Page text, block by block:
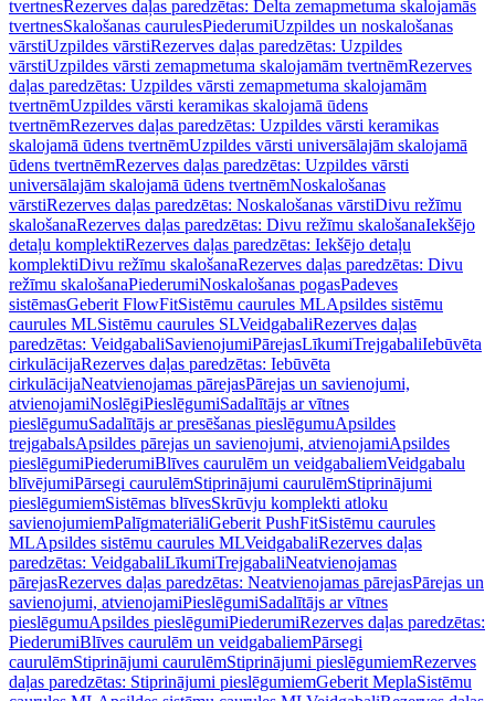
tvertnesRezerves daļas paredzētas: Delta zemapmetuma skalojamās
tvertnesSkalošanas caurulesPiederumiUzpildes un noskalošanas
vārstiUzpildes vārstiRezerves daļas paredzētas: Uzpildes
vārstiUzpildes vārsti zemapmetuma skalojamām tvertnēmRezerves
daļas paredzētas: Uzpildes vārsti zemapmetuma skalojamām
tvertnēmUzpildes vārsti keramikas skalojamā ūdens
tvertnēmRezerves daļas paredzētas: Uzpildes vārsti keramikas
skalojamā ūdens tvertnēmUzpildes vārsti universālajām skalojamā
ūdens tvertnēmRezerves daļas paredzētas: Uzpildes vārsti
universālajām skalojamā ūdens tvertnēmNoskalošanas
vārstiRezerves daļas paredzētas: Noskalošanas vārstiDivu režīmu
skalošanaRezerves daļas paredzētas: Divu režīmu skalošanaIekšējo
detaļu komplektiRezerves daļas paredzētas: Iekšējo detaļu
komplektiDivu režīmu skalošanaRezerves daļas paredzētas: Divu
režīmu skalošanaPiederumiNoskalošanas pogasPadeves
sistēmasGeberit FlowFitSistēmu caurules MLApsildes sistēmu
caurules MLSistēmu caurules SLVeidgabaliRezerves daļas
paredzētas: VeidgabaliSavienojumiPārejasLīkumiTrejgabaliIebūvēta
cirkulācijaRezerves daļas paredzētas: Iebūvēta
cirkulācijaNeatvienojamas pārejasPārejas un savienojumi,
atvienojamiNoslēgiPieslēgumiSadalītājs ar vītnes
pieslēgumuSadalītājs ar presēšanas pieslēgumuApsildes
trejgabalsApsildes pārejas un savienojumi, atvienojamiApsildes
pieslēgumiPiederumiBlīves caurulēm un veidgabaliemVeidgabalu
blīvējumiPārsegi caurulēmStiprinājumi caurulēmStiprinājumi
pieslēgumiemSistēmas blīvesSkrūvju komplekti atloku
savienojumiemPalīgmateriāliGeberit PushFitSistēmu caurules
MLApsildes sistēmu caurules MLVeidgabaliRezerves daļas
paredzētas: VeidgabaliLīkumiTrejgabaliNeatvienojamas
pārejasRezerves daļas paredzētas: Neatvienojamas pārejasPārejas un
savienojumi, atvienojamiPieslēgumiSadalītājs ar vītnes
pieslēgumuApsildes pieslēgumiPiederumiRezerves daļas paredzētas:
PiederumiBlīves caurulēm un veidgabaliemPārsegi
caurulēmStiprinājumi caurulēmStiprinājumi pieslēgumiemRezerves
daļas paredzētas: Stiprinājumi pieslēgumiemGeberit MeplaSistēmu